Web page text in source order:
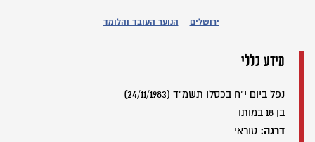
ירושלים הנוער העובד והלומד
מידע כללי
נפל ביום י"ח בכסלו תשמ"ד (24/11/1983)
בן 18 במותו
דרגה: טוראי